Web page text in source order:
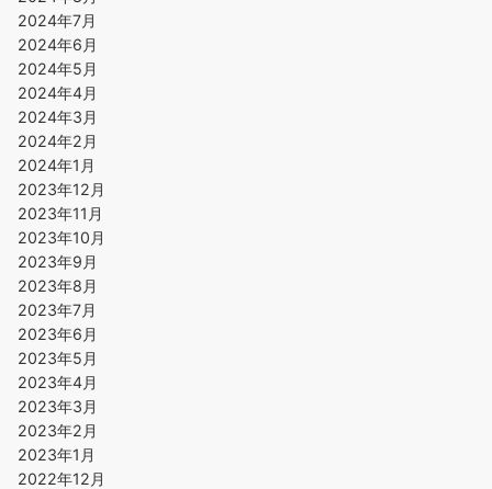
2024年7月
2024年6月
2024年5月
2024年4月
2024年3月
2024年2月
2024年1月
2023年12月
2023年11月
2023年10月
2023年9月
2023年8月
2023年7月
2023年6月
2023年5月
2023年4月
2023年3月
2023年2月
2023年1月
2022年12月